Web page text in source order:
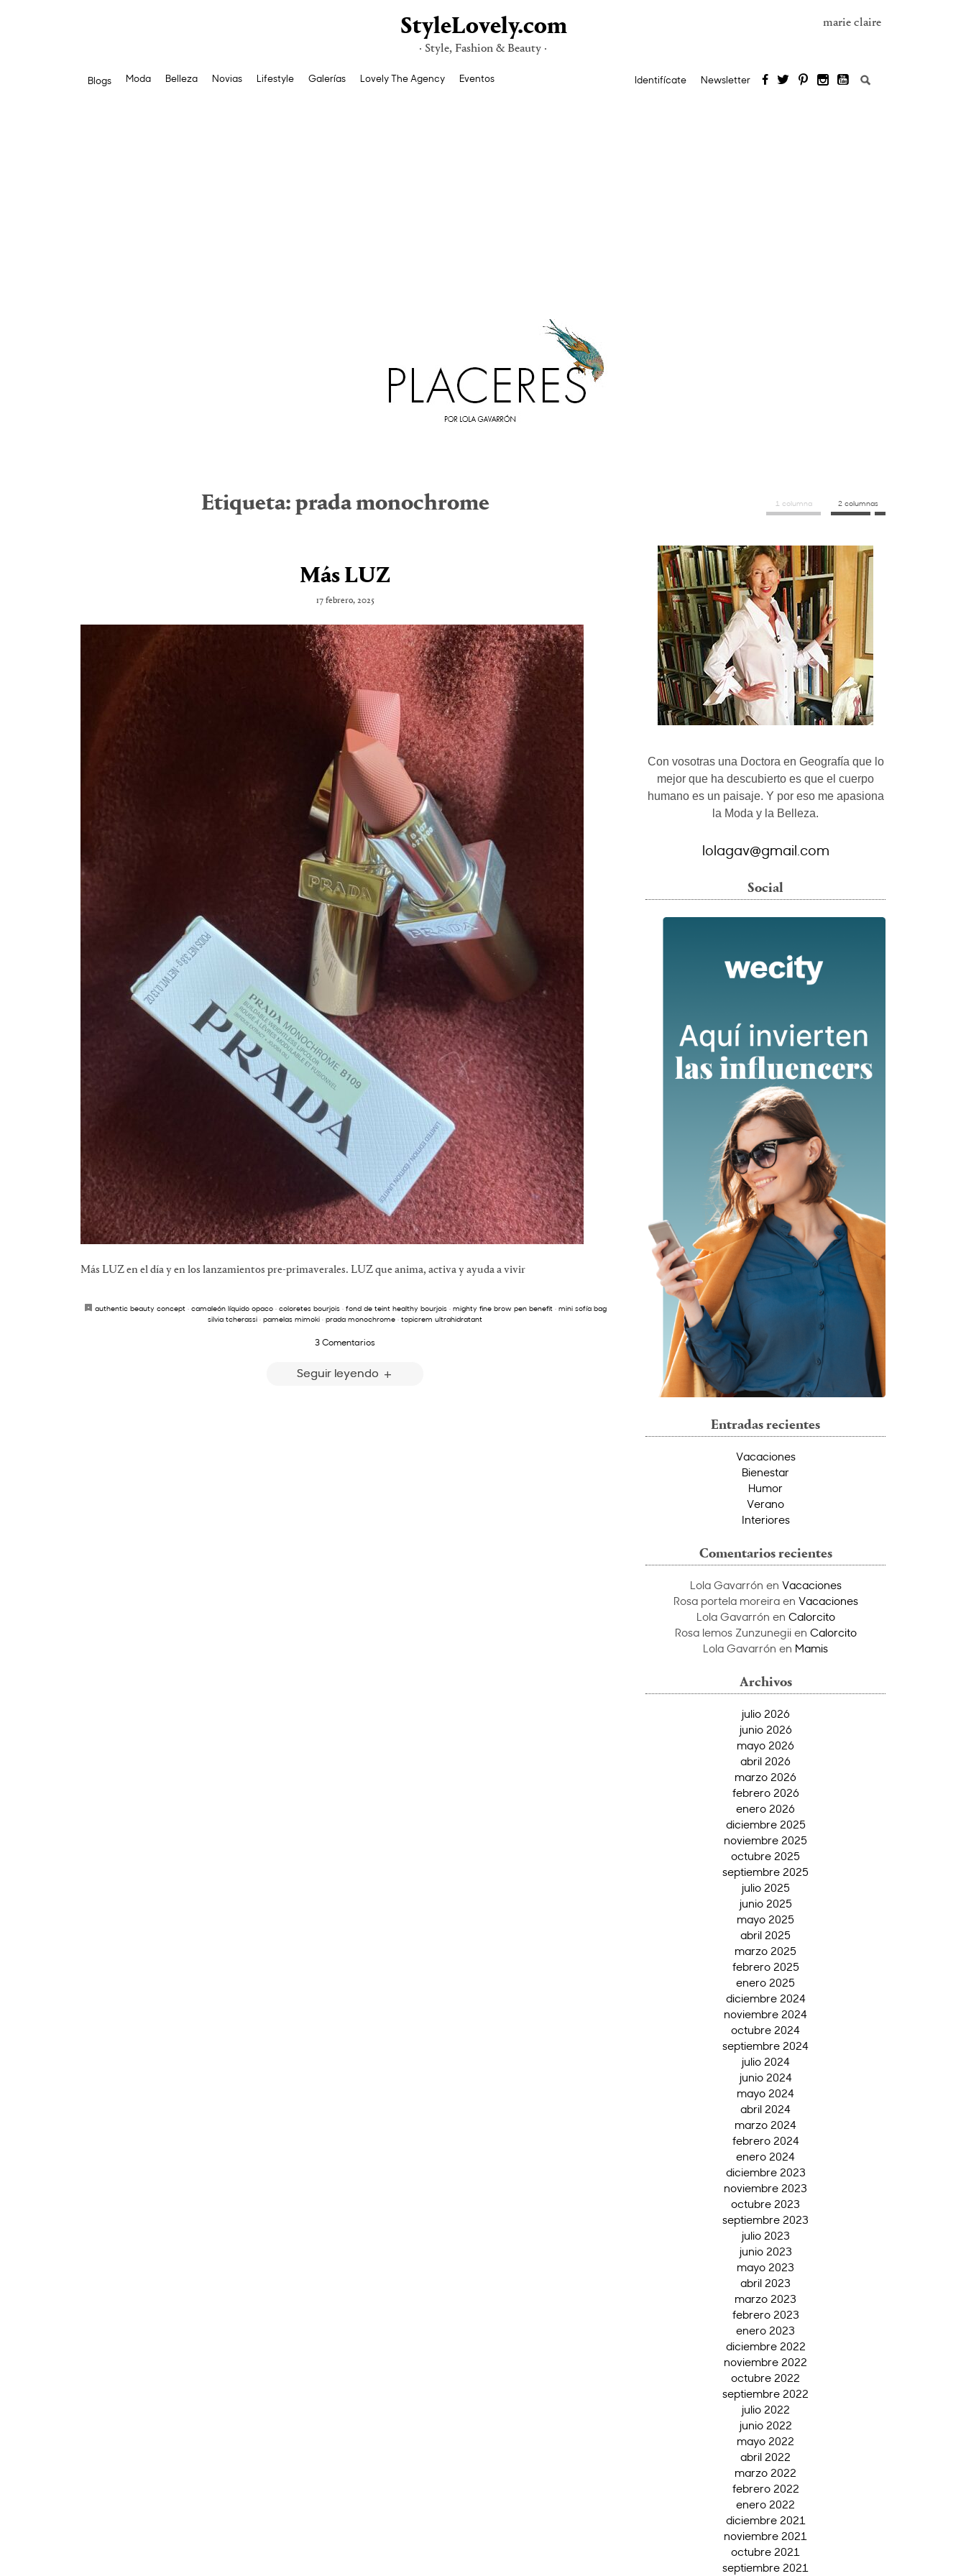
StyleLovely.com
· Style, Fashion & Beauty ·
marie claire
Blogs Moda Belleza Novias Lifestyle Galerías Lovely The Agency Eventos Identifícate Newsletter Buscar:
Etiqueta: prada monochrome
Más LUZ
17 febrero, 2025
Más LUZ en el día y en los lanzamientos pre-primaverales. LUZ que anima, activa y ayuda a vivir
authentic beauty concept· camaleón líquido opaco· coloretes bourjois· fond de teint healthy bourjois· mighty fine brow pen benefit· mini sofía bag
silvia tcherassi · pamelas mimoki · prada monochrome · topicrem ultrahidratant
3 Comentarios
Seguir leyendo
1 columna 2 columnas
Con vosotras una Doctora en Geografía que lo
mejor que ha descubierto es que el cuerpo
humano es un paisaje. Y por eso me apasiona
la Moda y la Belleza.
lolagav@gmail.com
Social
Entradas recientes
Vacaciones
Bienestar
Humor
Verano
Interiores
Comentarios recientes
Lola Gavarrón en Vacaciones
Rosa portela moreiraen Vacaciones
Lola Gavarrón en Calorcito
Rosa lemos Zunzunegiien Calorcito
Lola Gavarrón en Mamis
Archivos
julio 2026
junio 2026
mayo 2026
abril 2026
marzo 2026
febrero 2026
enero 2026
diciembre 2025
noviembre 2025
octubre 2025
septiembre 2025
julio 2025
junio 2025
mayo 2025
abril 2025
marzo 2025
febrero 2025
enero 2025
diciembre 2024
noviembre 2024
octubre 2024
septiembre 2024
julio 2024
junio 2024
mayo 2024
abril 2024
marzo 2024
febrero 2024
enero 2024
diciembre 2023
noviembre 2023
octubre 2023
septiembre 2023
julio 2023
junio 2023
mayo 2023
abril 2023
marzo 2023
febrero 2023
enero 2023
diciembre 2022
noviembre 2022
octubre 2022
septiembre 2022
julio 2022
junio 2022
mayo 2022
abril 2022
marzo 2022
febrero 2022
enero 2022
diciembre 2021
noviembre 2021
octubre 2021
septiembre 2021